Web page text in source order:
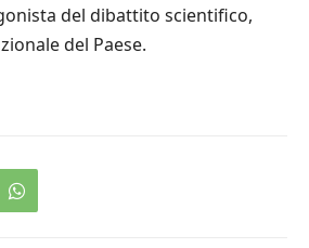
del dibattito scientifico,
del Paese.